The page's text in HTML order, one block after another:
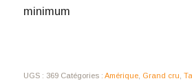
minimum
UGS : 369 Catégories : Amérique, Grand cru